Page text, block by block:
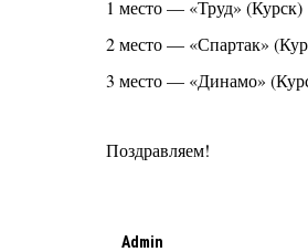
1 место — «Труд» (Курск)
2 место — «Спартак»
3 место — «Динамо»
Поздравляем!
Admin